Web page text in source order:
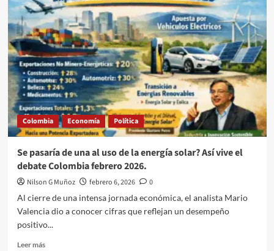
Losada
Senador,
Vota
Liberal
22
Colombia Economía Política
Se pasaría de una al uso de la energía solar? Así vive el
debate Colombia febrero 2026.
Nilson G Muñoz febrero 6, 2026
0
Al cierre de una intensa jornada económica, el analista Mario
Valencia dio a conocer cifras que reflejan un desempeño
positivo...
Leer másLeer